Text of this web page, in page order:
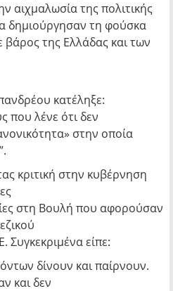
αιχμαλωσία της πολιτικής
δημιούργησαν τη φούσκα
της Ελλάδας και των
κατέληξε:
που λένε ότι δεν
στην οποία
κριτική στην κυβέρνηση
στη Βουλή που αφορούσαν
είπε:
δίνουν και παίρνουν.
και δεν